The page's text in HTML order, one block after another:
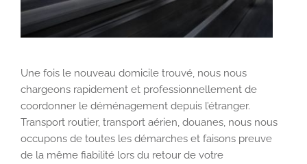
Une fois le nouveau domicile trouvé, nous nous
chargeons rapidement et professionnellement de
coordonner le déménagement depuis l’étranger.
Transport routier, transport aérien, douanes, nous nous
occupons de toutes les démarches et faisons preuve
de la même fiabilité lors du retour de votre